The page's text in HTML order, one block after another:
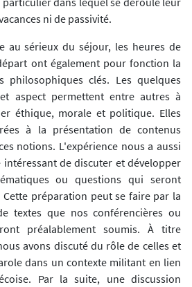
ni de passivité.
au sérieux du séjour, les heures de
ont également pour fonction la
philosophiques clés. Les quelques
aspect permettent entre autres à
éthique, morale et politique. Elles
à la présentation de contenus
notions. L'expérience nous a aussi
de discuter et développer
ou questions qui seront
préparation peut se faire par la
textes que nos conférencières ou
préalablement soumis. À titre
avons discuté du rôle de celles et
dans un contexte militant en lien
Par la suite, une discussion